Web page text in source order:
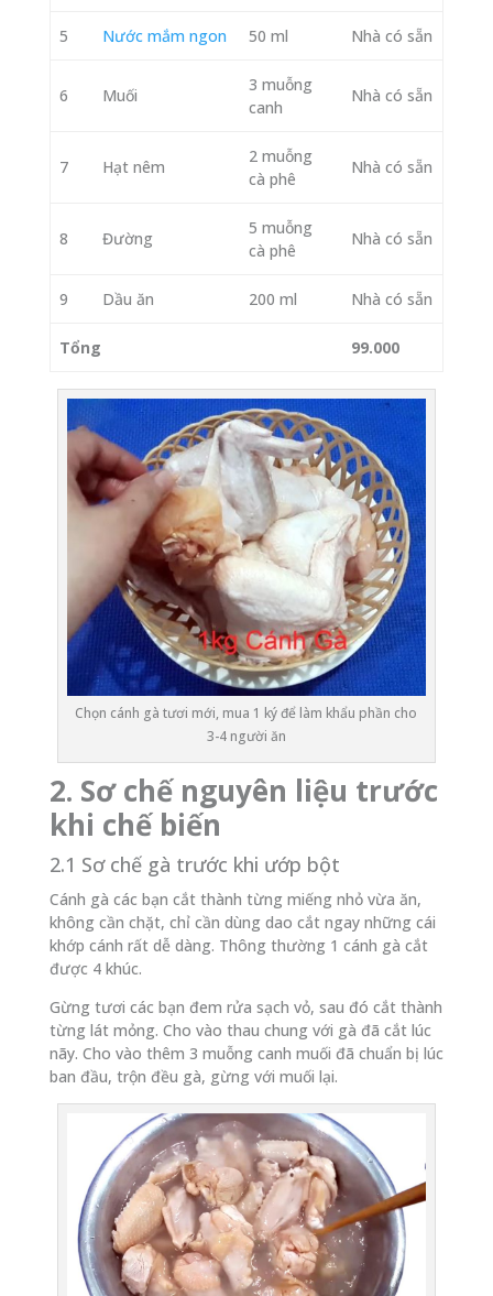
5 Nước mắm ngon 50 ml Nhà có sẵn
6 Muối
3 muỗng
canh
Nhà có sẵn
7 Hạt nêm
2 muỗng
cà phê
Nhà có sẵn
8 Đường
5 muỗng
cà phê
Nhà có sẵn
9 Dầu ăn 200 ml Nhà có sẵn
Tổng 99.000
Chọn cánh gà tươi mới, mua 1 ký để làm khẩu phần cho
3-4 người ăn
2. Sơ chế nguyên liệu trước
khi chế biến
2.1 Sơ chế gà trước khi ướp bột
Cánh gà các bạn cắt thành từng miếng nhỏ vừa ăn,
không cần chặt, chỉ cần dùng dao cắt ngay những cái
khớp cánh rất dễ dàng. Thông thường 1 cánh gà cắt
được 4 khúc.
Gừng tươi các bạn đem rửa sạch vỏ, sau đó cắt thành
từng lát mỏng. Cho vào thau chung với gà đã cắt lúc
nãy. Cho vào thêm 3 muỗng canh muối đã chuẩn bị lúc
ban đầu, trộn đều gà, gừng với muối lại.